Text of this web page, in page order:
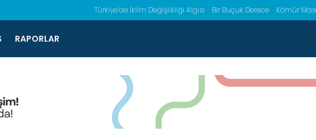
Türkiye’de İklim Değişlikliği Algısı Bir Buçuk Derece Kömür
RAPORLAR